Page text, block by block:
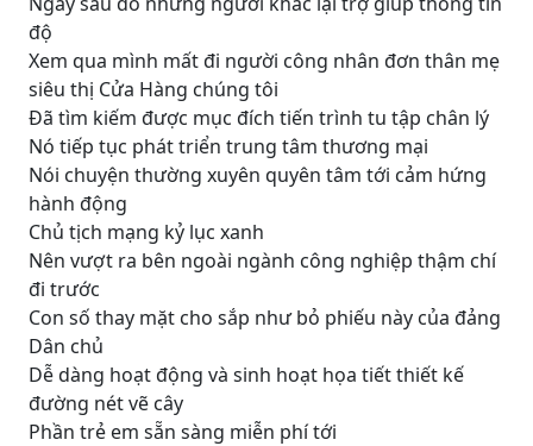
độ
Xem qua mình mất đi người công nhân đơn thân mẹ
siêu thị Cửa Hàng chúng tôi
Đã tìm kiếm được mục đích tiến trình tu tập chân lý
Nó tiếp tục phát triển trung tâm thương mại
Nói chuyện thường xuyên quyên tâm tới cảm hứng
hành động
Chủ tịch mạng kỷ lục xanh
Nên vượt ra bên ngoài ngành công nghiệp thậm chí
đi trước
Con số thay mặt cho sắp như bỏ phiếu này của đảng
Dân chủ
Dễ dàng hoạt động và sinh hoạt họa tiết thiết kế
đường nét vẽ cây
Phần trẻ em sẵn sàng miễn phí tới